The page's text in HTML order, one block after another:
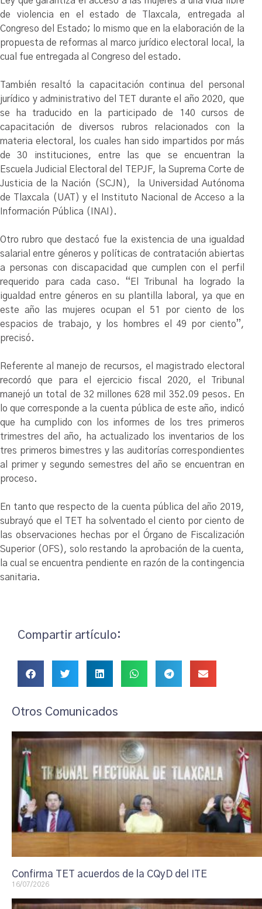
de violencia en el estado de Tlaxcala, entregada al
Congreso del Estado; lo mismo que en la elaboración de la
propuesta de reformas al marco jurídico electoral local, la
cual fue entregada al Congreso del estado.
También resaltó la capacitación continua del personal
jurídico y administrativo del TET durante el año 2020, que
se ha traducido en la participado de 140 cursos de
capacitación de diversos rubros relacionados con la
materia electoral, los cuales han sido impartidos por más
de 30 instituciones, entre las que se encuentran la
Escuela Judicial Electoral del TEPJF, la Suprema Corte de
Justicia de la Nación (SCJN), la Universidad Autónoma
de Tlaxcala (UAT) y el Instituto Nacional de Acceso a la
Información Pública (INAI).
Otro rubro que destacó fue la existencia de una igualdad
salarial entre géneros y políticas de contratación abiertas
a personas con discapacidad que cumplen con el perfil
requerido para cada caso. “El Tribunal ha logrado la
igualdad entre géneros en su plantilla laboral, ya que en
este año las mujeres ocupan el 51 por ciento de los
espacios de trabajo, y los hombres el 49 por ciento”,
precisó.
Referente al manejo de recursos, el magistrado electoral
recordó que para el ejercicio fiscal 2020, el Tribunal
manejó un total de 32 millones 628 mil 352.09 pesos. En
lo que corresponde a la cuenta pública de este año, indicó
que ha cumplido con los informes de los tres primeros
trimestres del año, ha actualizado los inventarios de los
tres primeros bimestres y las auditorías correspondientes
al primer y segundo semestres del año se encuentran en
proceso.
En tanto que respecto de la cuenta pública del año 2019,
subrayó que el TET ha solventado el ciento por ciento de
las observaciones hechas por el Órgano de Fiscalización
Superior (OFS), solo restando la aprobación de la cuenta,
la cual se encuentra pendiente en razón de la contingencia
sanitaria.
Compartir artículo:
Otros Comunicados
Confirma TET acuerdos de la CQyD del ITE
16/07/2026